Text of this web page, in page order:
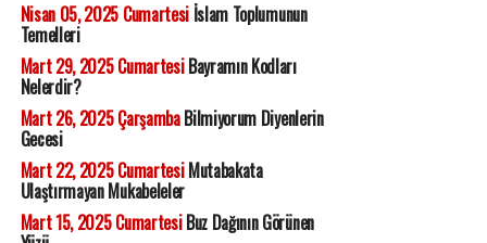
Nisan 05, 2025 Cumartesiİslam Toplumunun
Temelleri
Mart 29, 2025 CumartesiBayramın Kodları
Nelerdir?
Mart 26, 2025 ÇarşambaBilmiyorum Diyenlerin
Gecesi
Mart 22, 2025 CumartesiMutabakata
Ulaştırmayan Mukabeleler
Mart 15, 2025 CumartesiBuz Dağının Görünen